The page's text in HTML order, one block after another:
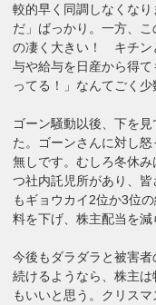
較的早く同調しなくな
だ」ばっかり。一方、
の凄く大きい！ キチン
与や給与を日産から得
ってる！」なんてごく少
ゴーン騒動以後、下を
た。ゴーンさんに対し
無しです。むしろ冬休
つ社内託児所があり、
もギョウカイ2位か3位
料を下げ、株主配当を減
今後もダラダラと被害
続けるようなら、株主
もいいと思う。クリス